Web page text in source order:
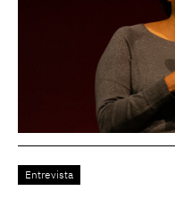
Entrevista